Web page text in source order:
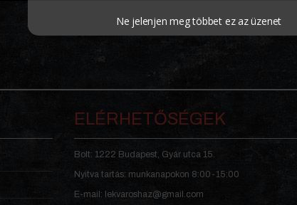
ELÉRHETŐSÉGEK
Bolt: 1222 Budapest, Gyár utca 15.
Nyitva tartás: munkanapokon 8:00-15:00
E-mail: lekvaroshaz@gmail.com
Ne jelenjen meg többet ez az üzenet